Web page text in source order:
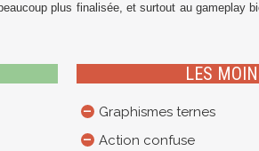
plus finalisée, et surtout au gameplay
LES
Graphismes ternes
Action confuse